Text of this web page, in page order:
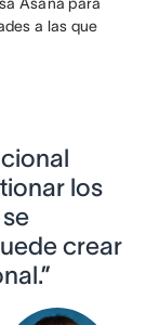
a las que
los
crear